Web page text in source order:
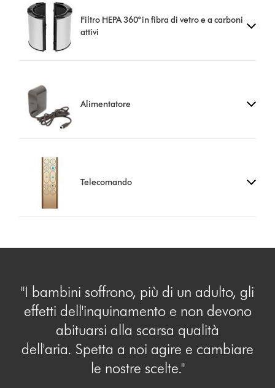
Filtro HEPA 360° in fibra di vetro e a carboni
attivi
Alimentatore
Telecomando
"I bambini soffrono, più di un adulto, gli
effetti dell'inquinamento e non devono
abituarsi alla scarsa qualità
dell'aria. Spetta a noi agire e cambiare
le nostre scelte."